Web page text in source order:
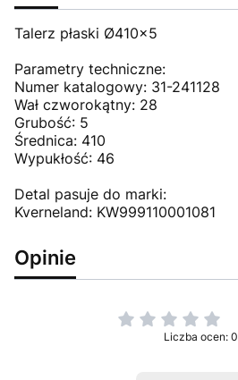
Talerz płaski Ø410x5
Parametry techniczne:
Numer katalogowy: 31-241128
Wał czworokątny: 28
Grubość: 5
Średnica: 410
Wypukłość: 46
Detal pasuje do marki:
Kverneland: KW999110001081
Opinie
Liczba ocen: 0